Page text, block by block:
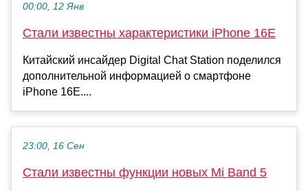
00:00, 12 Янв
Стали известны характеристики iPhone 16E
Китайский инсайдер Digital Chat Station поделился
дополнительной информацией о смартфоне
iPhone 16E....
23:00, 16 Сен
Стали известны функции новых Mi Band 5